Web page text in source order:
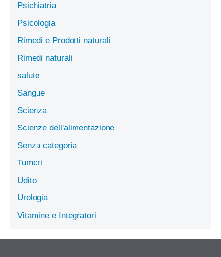
Psichiatria
Psicologia
Rimedi e Prodotti naturali
Rimedi naturali
salute
Sangue
Scienza
Scienze dell'alimentazione
Senza categoria
Tumori
Udito
Urologia
Vitamine e Integratori